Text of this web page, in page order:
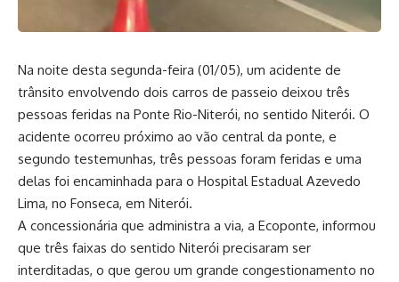
Na noite desta segunda-feira (01/05), um acidente de
trânsito envolvendo dois carros de passeio deixou três
pessoas feridas na Ponte Rio-Niterói, no sentido Niterói. O
acidente ocorreu próximo ao vão central da ponte, e
segundo testemunhas, três pessoas foram feridas e uma
delas foi encaminhada para o Hospital Estadual Azevedo
Lima, no Fonseca, em Niterói.
A concessionária que administra a via, a Ecoponte, informou
que três faixas do sentido Niterói precisaram ser
interditadas, o que gerou um grande congestionamento no